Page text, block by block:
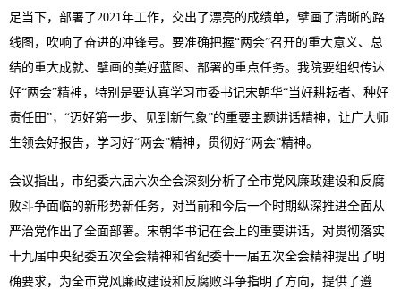
足当下，部署了2021年工作，交出了漂亮的成绩单，擘画了清晰的路
线图，吹响了奋进的冲锋号。要准确把握“两会”召开的重大意义、总
结的重大成就、擘画的美好蓝图、部署的重点任务。我院要组织传达
好“两会”精神，特别是要认真学习市委书记宋朝华“当好耕耘者、种好
责任田”，“迈好第一步、见到新气象”的重要主题讲话精神，让广大师
生领会好报告，学习好“两会”精神，贯彻好“两会”精神。
会议指出，市纪委六届六次全会深刻分析了全市党风廉政建设和反腐
败斗争面临的新形势新任务，对当前和今后一个时期纵深推进全面从
严治党作出了全面部署。宋朝华书记在会上的重要讲话，对贯彻落实
十九届中央纪委五次全会精神和省纪委十一届五次全会精神提出了明
确要求，为全市党风廉政建设和反腐败斗争指明了方向，提供了遵